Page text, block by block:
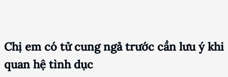
Chị em có tử cung ngả trước cần lưu ý khi
quan hệ tình dục